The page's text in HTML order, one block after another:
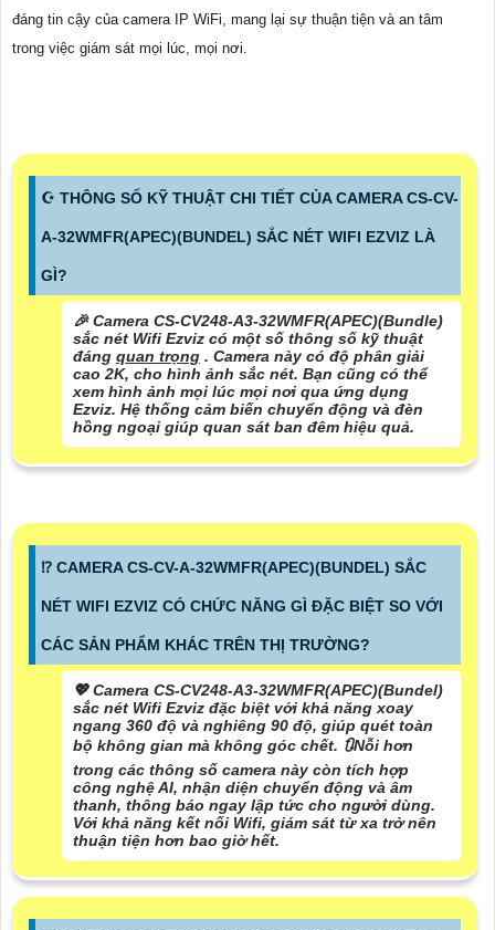
đáng tin cậy của camera IP WiFi, mang lại sự thuận tiện và an tâm
trong việc giám sát mọi lúc, mọi nơi.
☪ THÔNG SỐ KỸ THUẬT CHI TIẾT CỦA CAMERA CS-CV-
A-32WMFR(APEC)(BUNDEL) SẮC NÉT WIFI EZVIZ LÀ
GÌ?
️🎉 Camera CS-CV248-A3-32WMFR(APEC)(Bundle)
sắc nét Wifi Ezviz có một số thông số kỹ thuật
đáng quan trọng . Camera này có độ phân giải
cao 2K, cho hình ảnh sắc nét. Bạn cũng có thể
xem hình ảnh mọi lúc mọi nơi qua ứng dụng
Ezviz. Hệ thống cảm biến chuyển động và đèn
hồng ngoại giúp quan sát ban đêm hiệu quả.
⁉️ CAMERA CS-CV-A-32WMFR(APEC)(BUNDEL) SẮC
NÉT WIFI EZVIZ CÓ CHỨC NĂNG GÌ ĐẶC BIỆT SO VỚI
CÁC SẢN PHẨM KHÁC TRÊN THỊ TRƯỜNG?
💖 Camera CS-CV248-A3-32WMFR(APEC)(Bundel)
sắc nét Wifi Ezviz đặc biệt với khả năng xoay
ngang 360 độ và nghiêng 90 độ, giúp quét toàn
bộ không gian mà không góc chết. 🔃Nỗi hơn
trong các thông số camera này còn tích hợp
công nghệ AI, nhận diện chuyển động và âm
thanh, thông báo ngay lập tức cho người dùng.
Với khả năng kết nối Wifi, giám sát từ xa trở nên
thuận tiện hơn bao giờ hết.